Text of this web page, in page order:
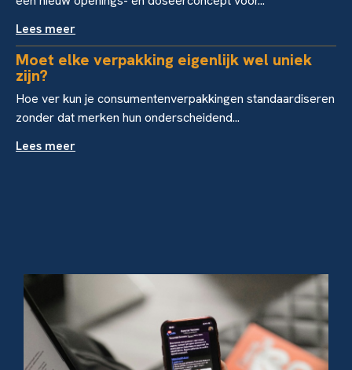
Lees meer
Moet elke verpakking eigenlijk wel uniek
zijn?
Hoe ver kun je consumentenverpakkingen standaardiseren
zonder dat merken hun onderscheidend...
Lees meer